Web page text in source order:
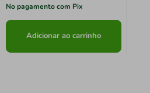
No pagamento com Pix
Adicionar ao carrinho